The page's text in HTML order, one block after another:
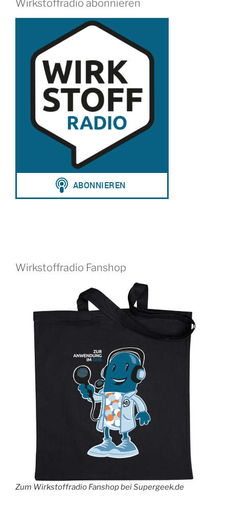
Wirkstoffradio abonnieren
Wirkstoffradio Fanshop
Zum Wirkstoffradio Fanshop bei Supergeek.de